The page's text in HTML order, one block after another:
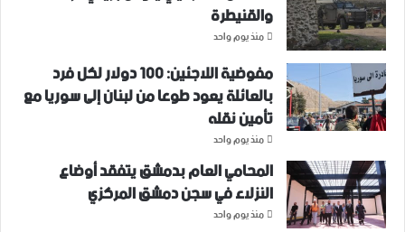
والقنيطرة
منذ يوم واحد
مفوضية اللاجئين: 100 دولار لكل فرد
بالعائلة يعود طوعا من لبنان إلى سوريا مع
تأمين نقله
منذ يوم واحد
المحامي العام بدمشق يتفقد أوضاع
النزلاء في سجن دمشق المركزي
منذ يوم واحد